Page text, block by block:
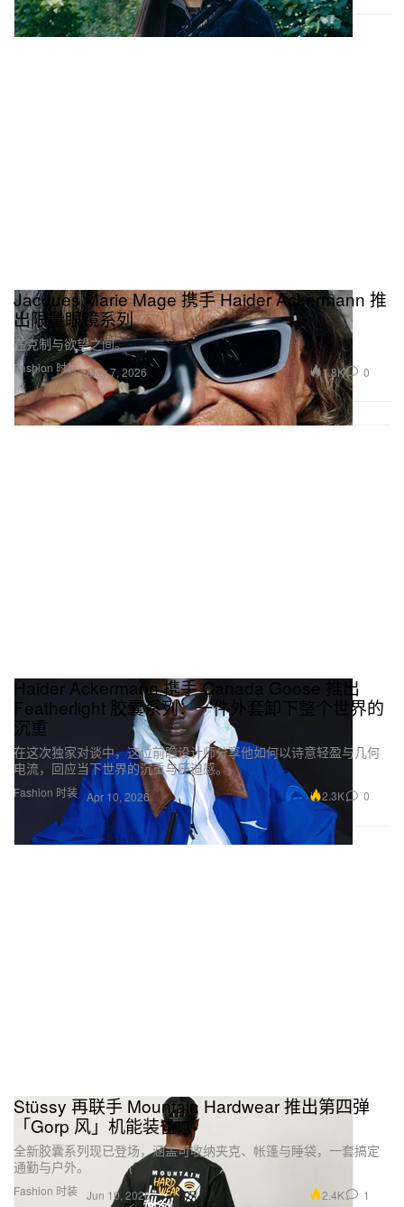
Fashion 时装
Jacques Marie Mage 携手 Haider Ackermann 推
出限量眼镜系列
在克制与欲望之间。
May 7, 2026 1.8K 0
Fashion 时装
Haider Ackermann 携手 Canada Goose 推出
Featherlight 胶囊系列：一件外套卸下整个世界的
沉重
在这次独家对谈中，这位前瞻设计师分享他如何以诗意轻盈与几何
电流，回应当下世界的沉重与压迫感。
Apr 10, 2026 2.3K 0
Fashion 时装
Stüssy 再联手 Mountain Hardwear 推出第四弹
「Gorp 风」机能装备
全新胶囊系列现已登场，涵盖可收纳夹克、帐篷与睡袋，一套搞定
通勤与户外。
Jun 10, 2026 2.4K 1